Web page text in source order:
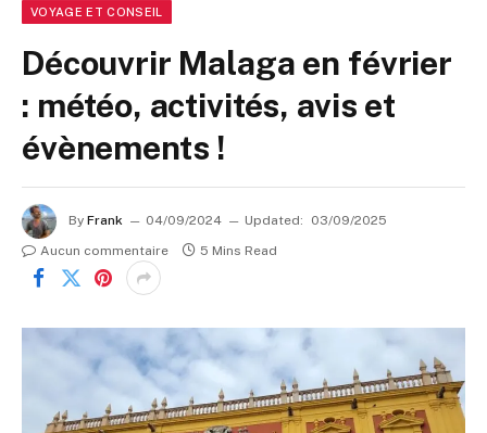
VOYAGE ET CONSEIL
Découvrir Malaga en février
: météo, activités, avis et
évènements !
By Frank 04/09/2024 Updated:
03/09/2025
Aucun commentaire
5 Mins Read